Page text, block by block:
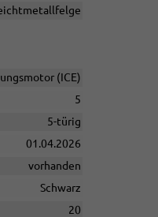
(ICE)
5
5-türig
01.04.2026
vorhanden
Schwarz
20